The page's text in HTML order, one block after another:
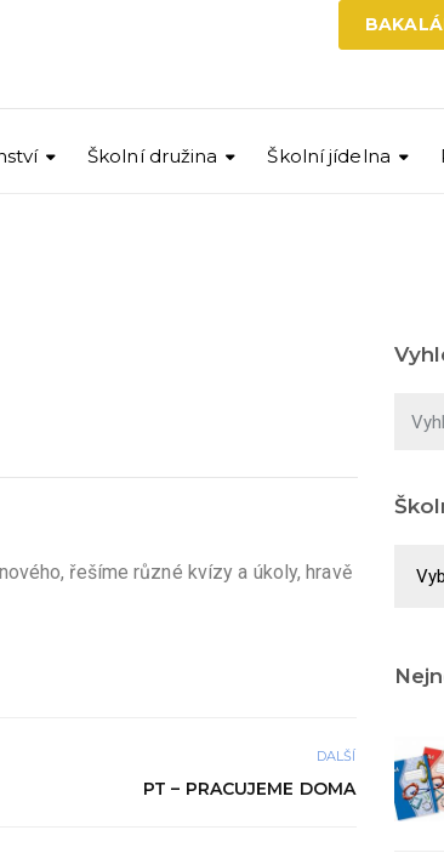
Školní družina Školní jídelna
řešíme různé kvízy a úkoly, hravě
DALŠÍ
PT – PRACUJEME DOMA